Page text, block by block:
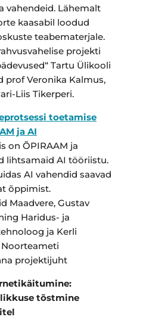
vahendeid. Lähemalt
kaasabil loodud
teabematerjale.
projekti
Tartu Ülikooli
Veronika Kalmus,
Liis Tikerperi.
toetamise
ja AI
on ÕPIRAAM ja
lihtsamaid AI tööriistu.
AI vahendid saavad
õppimist.
Maadvere, Gustav
Haridus- ja
ja Kerli
Noorteameti
projektijuht
tõstmine